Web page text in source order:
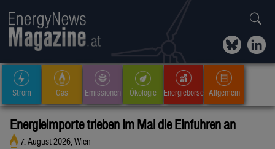
Strom Gas Emissionen Ökologie Energiebörse Allgemein
Energieimporte trieben im Mai die Einfuhren an
7. August 2026, Wien